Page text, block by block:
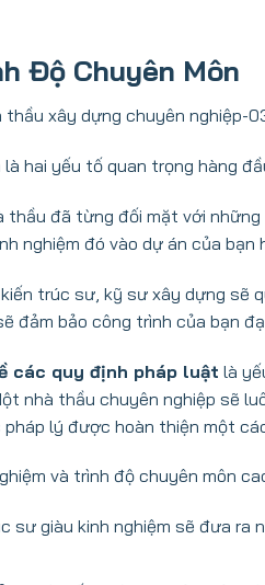
Độ Chuyên Môn
hai yếu tố quan trọng hàng
thầu đã từng đối mặt với
nghiệm đó vào dự án của bạn
trúc sư, kỹ sư xây dựng sẽ
đảm bảo công trình của bạn
các quy định pháp luật là
nhà thầu chuyên nghiệp sẽ
lý được hoàn thiện một
và trình độ chuyên môn
sư giàu kinh nghiệm sẽ đưa ra